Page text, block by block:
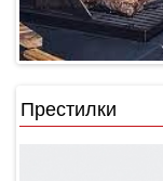
Престилки